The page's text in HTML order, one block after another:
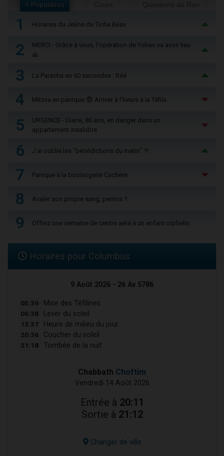
+ Populaires
1 Horaires du Jeûne de Ticha Béav
2
MERCI - Grâce à vous, l'opération de Yohan va avoir lieu
🙏
3 La Paracha en 60 secondes : Réé
4 Mitsva en panique 😨 Arriver à l'heure à la Téfila
5
URGENCE - Diane, 80 ans, en danger dans un
appartement insalubre
6 J'ai oublié les "bénédictions du matin" ?!
7 Panique à la boulangerie Cachère
8 Avaler son propre sang, permis ?
9 Offrez une semaine de centre aéré à un enfant orphelin
Horaires pour Columbus
9 Août 2026 - 26 Av 5786
05:39 Mise des Téfilines
06:38 Lever du soleil
13:37 Heure de milieu du jour
20:36 Coucher du soleil
21:18 Tombée de la nuit
Chabbath Choftim
Vendredi 14 Août 2026
Entrée à 20:11
Sortie à 21:12
Changer de ville